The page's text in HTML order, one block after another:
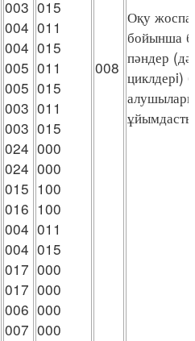
003
004
004
005
005
003
003
024
024
015
016
004
004
017
017
006
007
015
011
015
011
015
011
015
000
000
100
100
011
015
000
000
000
000
008
Оқу
бойынша
пәндер
циклдерi)